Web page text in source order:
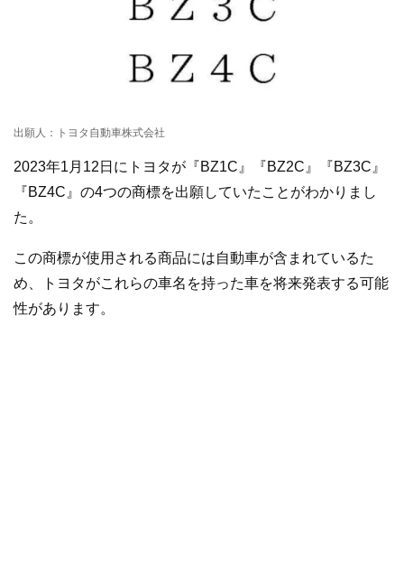
出願人：トヨタ自動車株式会社
2023年1月12日にトヨタが『BZ1C』『BZ2C』『BZ3C』
『BZ4C』の4つの商標を出願していたことがわかりまし
た。
この商標が使用される商品には自動車が含まれているた
め、トヨタがこれらの車名を持った車を将来発表する可能
性があります。